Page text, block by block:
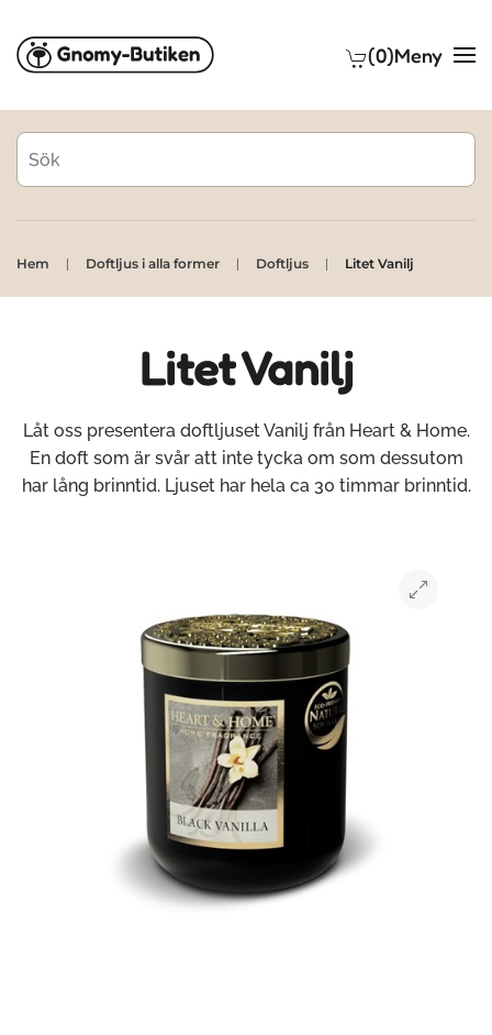
Skip to main content (0)Meny
Hem Doftljus i alla former Doftljus Litet Vanilj
Litet Vanilj
Låt oss presentera doftljuset Vanilj från Heart & Home.
En doft som är svår att inte tycka om som dessutom
har lång brinntid. Ljuset har hela ca 30 timmar brinntid.